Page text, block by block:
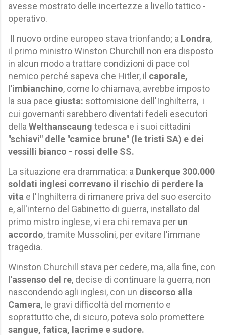
avesse mostrato delle incertezze a livello tattico -
operativo.
Il nuovo ordine europeo stava trionfando; a Londra,
il primo ministro Winston Churchill non era disposto
in alcun modo a trattare condizioni di pace col
nemico perché sapeva che Hitler, il caporale,
l'imbianchino, come lo chiamava, avrebbe imposto
la sua pace giusta: sottomisione dell'Inghilterra, i
cui governanti sarebbero diventati fedeli esecutori
dellaWelthanscaung tedesca e i suoi cittadini
"schiavi" delle "camice brune" (le tristi SA) e dei
vessilli bianco - rossi delle SS.
La situazione era drammatica: a Dunkerque 300.000
soldati inglesi correvano il rischio di perdere la
vita e l'Inghilterra di rimanere priva del suo esercito
e, all'interno del Gabinetto di guerra, installato dal
primo mistro inglese, vi era chi remava per un
accordo, tramite Mussolini, per evitare l'immane
tragedia.
Winston Churchill stava per cedere, ma, alla fine, con
l'assenso del re, decise di continuare la guerra, non
nascondendo agli inglesi, con un discorso alla
Camera, le gravi difficoltà del momento e
soprattutto che, di sicuro, poteva solo promettere
sangue, fatica, lacrime e sudore.